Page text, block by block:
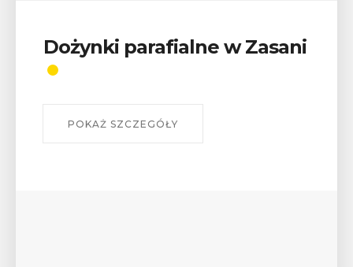
Wykład „Jak zdobyć
W środę 12 sierpnia o godz. 17 w Miejskiej